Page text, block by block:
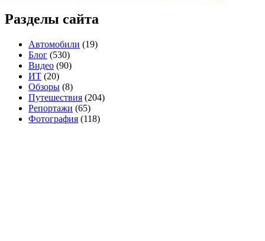
Разделы сайта
Автомобили (19)
Блог (530)
Видео (90)
ИТ (20)
Обзоры (8)
Путешествия (204)
Репортажи (65)
Фотография (118)